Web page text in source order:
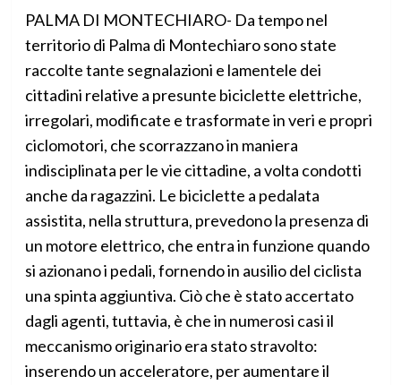
PALMA DI MONTECHIARO- Da tempo nel
territorio di Palma di Montechiaro sono state
raccolte tante segnalazioni e lamentele dei
cittadini relative a presunte biciclette elettriche,
irregolari, modificate e trasformate in veri e propri
ciclomotori, che scorrazzano in maniera
indisciplinata per le vie cittadine, a volta condotti
anche da ragazzini. Le biciclette a pedalata
assistita, nella struttura, prevedono la presenza di
un motore elettrico, che entra in funzione quando
si azionano i pedali, fornendo in ausilio del ciclista
una spinta aggiuntiva. Ciò che è stato accertato
dagli agenti, tuttavia, è che in numerosi casi il
meccanismo originario era stato stravolto:
inserendo un acceleratore, per aumentare il